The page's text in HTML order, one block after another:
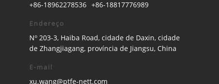
+86-18962278536 +86-18817776989
Endereço
Nº 203-3, Haiba Road, cidade de Daxin, cidade
de Zhangjiagang, província de Jiangsu, China
E-mail
xu.wang@ptfe-nett.com